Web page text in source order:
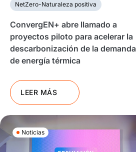
NetZero-Naturaleza positiva
ConvergEN+ abre llamado a
proyectos piloto para acelerar la
descarbonización de la demanda
de energía térmica
LEER MÁS
Noticias